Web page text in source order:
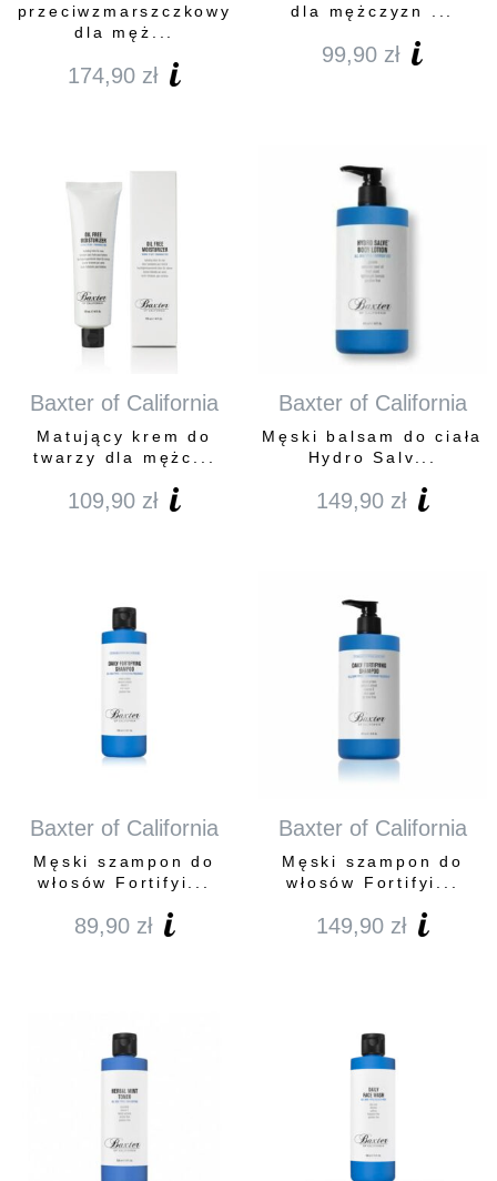
przeciwzmarszczkowy
dla męż...
174,90 zł
dla mężczyzn ...
99,90 zł
Baxter of California
Matujący krem do
twarzy dla mężc...
109,90 zł
Baxter of California
Męski balsam do ciała
Hydro Salv...
149,90 zł
Baxter of California
Męski szampon do
włosów Fortifyi...
89,90 zł
Baxter of California
Męski szampon do
włosów Fortifyi...
149,90 zł